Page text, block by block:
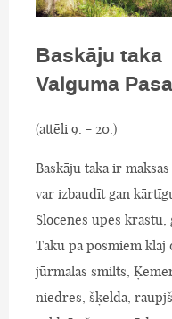
Baskāju taka
Valguma
(attēli 9. - 20.)
Baskāju taka ir
var izbaudīt gan
Slocenes upes krastu,
Taku pa posmiem klāj
jūrmalas smilts,
niedres, šķelda,